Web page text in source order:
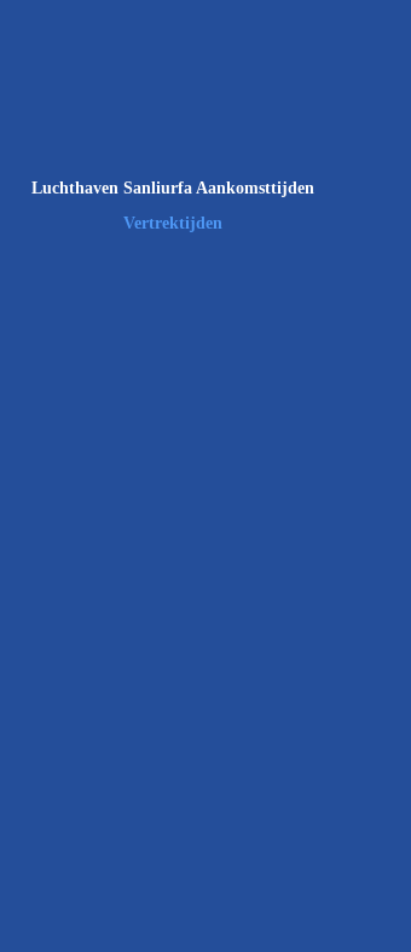
Luchthaven Sanliurfa Aankomsttijden
Vertrektijden